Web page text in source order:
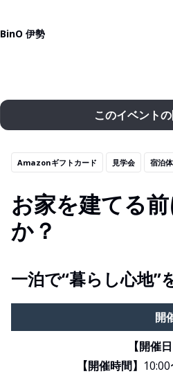
BinO 伊勢
このイベント
Amazonギフトカード 見学会 宿泊
お家を建てる
か？
一泊で“暮らし心地”
開
【開催日
【開催時間】